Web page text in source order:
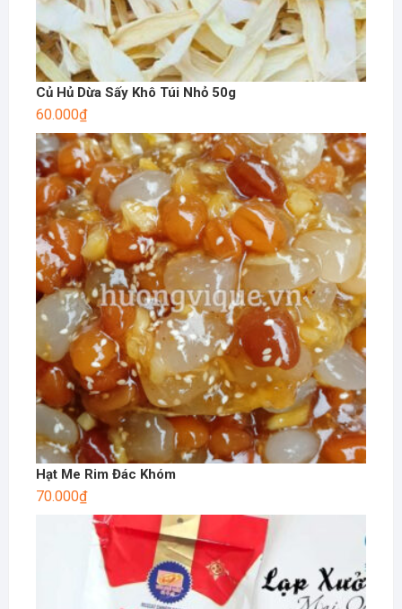
Củ Hủ Dừa Sấy Khô Túi Nhỏ 50g
60.000₫
Hạt Me Rim Đác Khóm
70.000₫